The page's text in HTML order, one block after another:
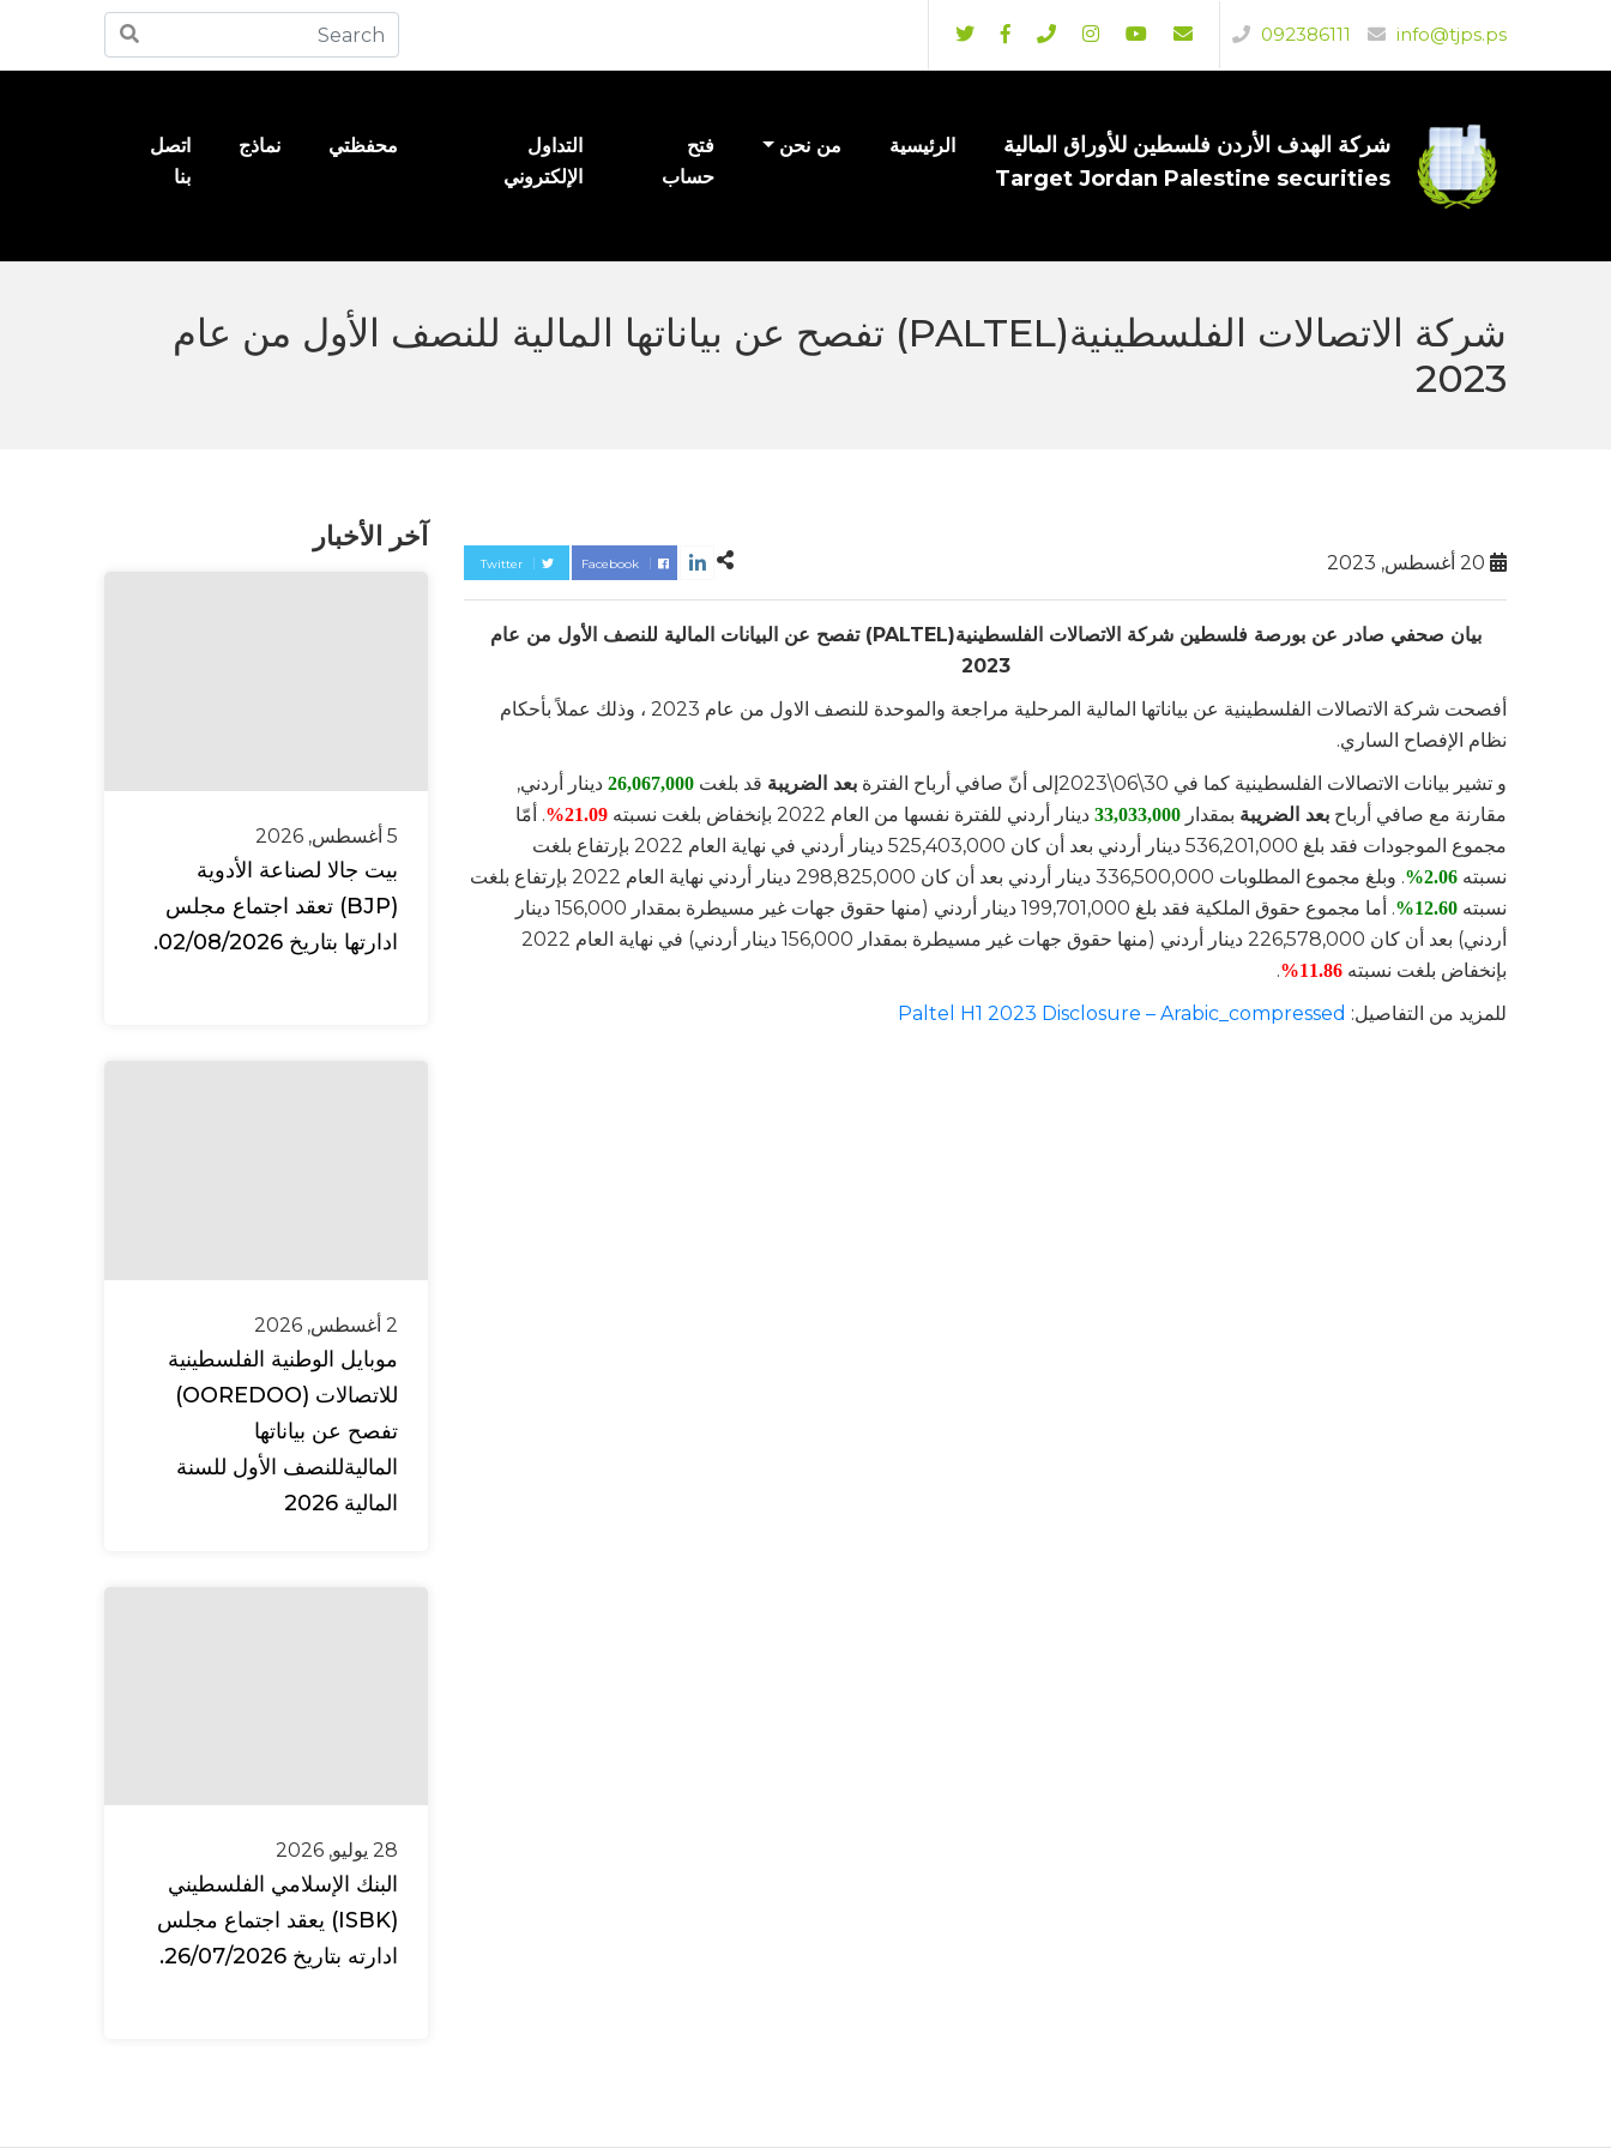
info@tjps.ps
092386111
شركة الهدف الأردن فلسطين للأوراق المالية
Target Jordan Palestine securities
الرئيسية من نحن
فتح
حساب
التداول
الإلكتروني
محفظتي نماذج
اتصل
بنا
شركة الاتصالات الفلسطينية(PALTEL) تفصح عن بياناتها المالية للنصف الأول من عام
2023
Twitter Facebook
بيان صحفي صادر عن بورصة فلسطين
شركة الاتصالات الفلسطينية(PALTEL) تفصح عن البيانات المالية للنصف الأول من عام
2023
أفصحت شركة الاتصالات الفلسطينية عن بياناتها المالية المرحلية مراجعة والموحدة للنصف الاول من عام 2023 ، وذلك عملاً بأحكام
نظام الإفصاح الساري.
و تشير بيانات الاتصالات الفلسطينية كما في 30\06\2023إلى أنّ صافي أرباح الفترة
بعد الضريبة قد بلغت 26,067,000 دينار أردني,
مقارنة مع صافي أرباح بعد الضريبة بمقدار 33,033,000 دينار أردني للفترة نفسها من العام 2022 بإنخفاض بلغت نسبته 21.09%
. أمّا
مجموع الموجودات فقد بلغ 536,201,000 دينار أردني بعد أن كان 525,403,000 دينار أردني في نهاية العام 2022 بإرتفاع بلغت
نسبته 2.06%
. وبلغ مجموع المطلوبات 336,500,000 دينار أردني بعد أن كان 298,825,000 دينار أردني نهاية العام 2022 بإرتفاع بلغت
نسبته 12.60%
. أما مجموع حقوق الملكية فقد بلغ 199,701,000 دينار أردني (منها حقوق جهات غير مسيطرة بمقدار 156,000 دينار
أردني) بعد أن كان 226,578,000 دينار أردني (منها حقوق جهات غير مسيطرة بمقدار 156,000 دينار أردني) في نهاية العام 2022
بإنخفاض بلغت نسبته 11.86%
.
للمزيد من التفاصيل: Paltel H1 2023 Disclosure – Arabic_compressed
آخر الأخبار
5 أغسطس, 2026
بيت جالا لصناعة الأدوية
(BJP) تعقد اجتماع مجلس
ادارتها بتاريخ 02/08/2026.
2 أغسطس, 2026
موبايل الوطنية الفلسطينية
للاتصالات (OOREDOO)
تفصح عن بياناتها
الماليةللنصف الأول للسنة
المالية 2026
28 يوليو, 2026
البنك الإسلامي الفلسطيني
(ISBK) يعقد اجتماع مجلس
ادارته بتاريخ 26/07/2026.